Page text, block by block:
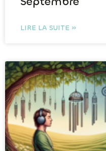
LIRE LA SUITE »